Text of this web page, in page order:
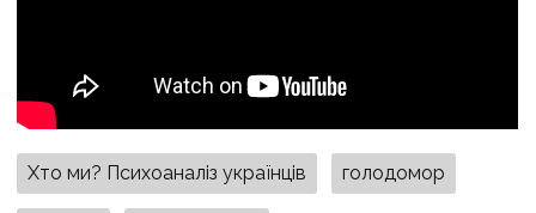
Хто ми? Психоаналіз українців голодомор